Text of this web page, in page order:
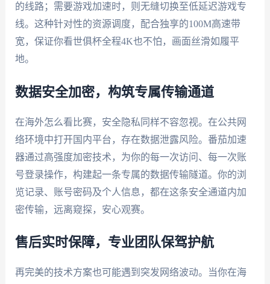
的线路；需要游戏加速时，则无缝切换至低延迟游戏专
线。这种针对性的资源调度，配合独享的100M高速带
宽，保证你看世俱杯全程4K也不怕，画面丝滑如履平
地。
数据安全加密，构筑专属传输通道
在海外怎么看比赛，安全隐私同样不容忽视。在公共网
络环境中打开国内平台，存在数据泄露风险。番茄加速
器通过高强度加密技术，为你的每一次访问、每一次账
号登录操作，构建起一条专属的数据传输隧道。你的浏
览记录、账号密码及个人信息，都在这条安全通道内加
密传输，远离窥探，安心观赛。
售后实时保障，专业团队保驾护航
再完美的技术方案也可能遇到突发网络波动。当你在海